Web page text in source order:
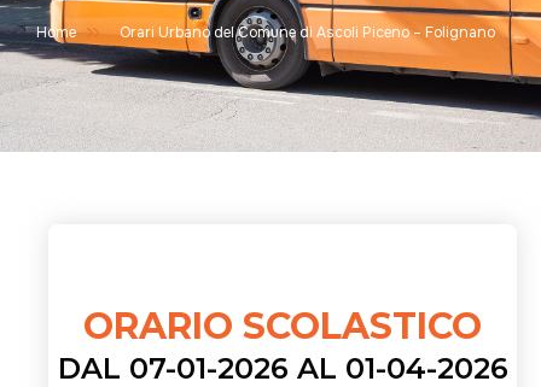
Home Orari Urbano del Comune di Ascoli Piceno – Folignano
ORARIO SCOLASTICO
DAL 07-01-2026 AL 01-04-2026